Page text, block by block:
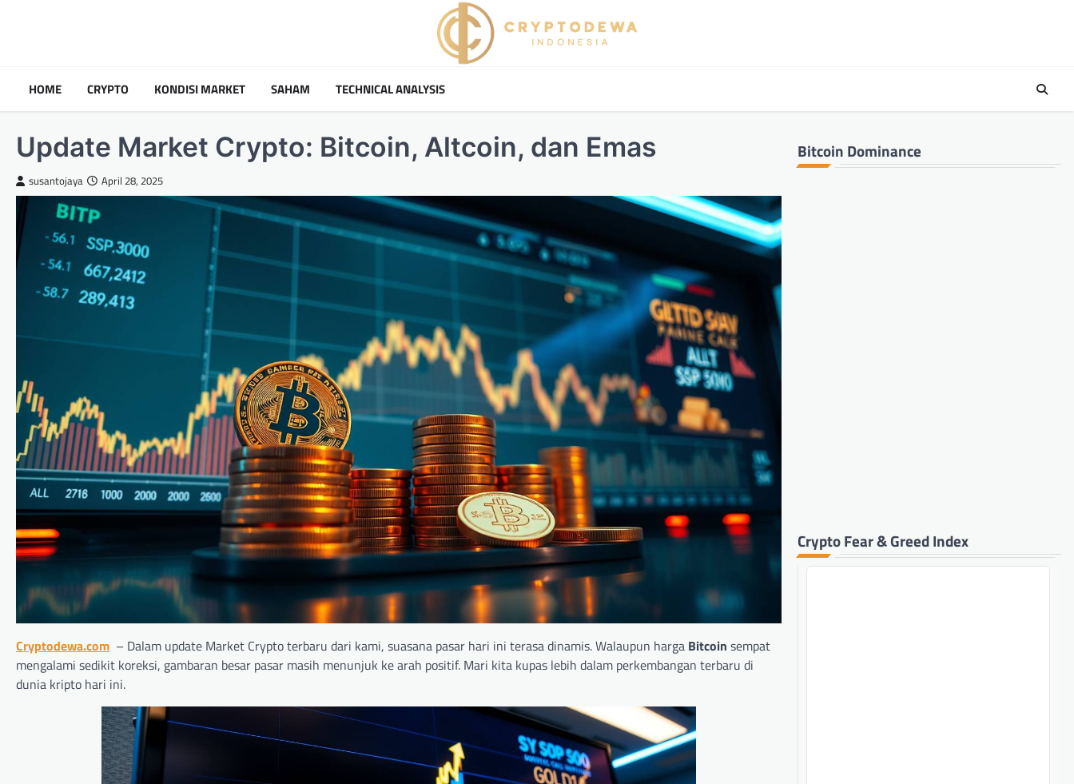
HOME CRYPTO KONDISI MARKET SAHAM TECHNICAL ANALYSIS
Update Market Crypto: Bitcoin, Altcoin, dan Emas
susantojaya April 28, 2025
Cryptodewa.com – Dalam update Market Crypto terbaru dari kami, suasana pasar hari ini terasa dinamis. Walaupun harga Bitcoin sempat
mengalami sedikit koreksi, gambaran besar pasar masih menunjuk ke arah positif. Mari kita kupas lebih dalam perkembangan terbaru di
dunia kripto hari ini.
Bitcoin Dominance
Crypto Fear & Greed Index